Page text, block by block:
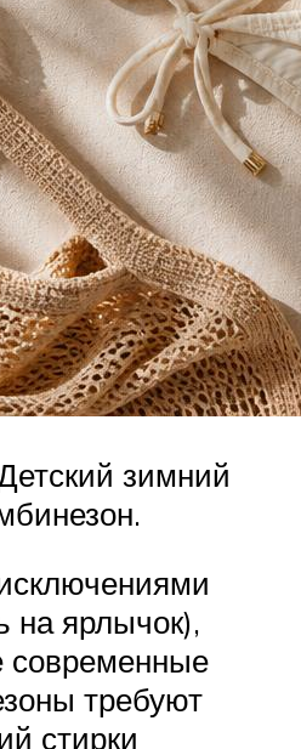
зимний
на ярлычок),
современные
требуют
стирки